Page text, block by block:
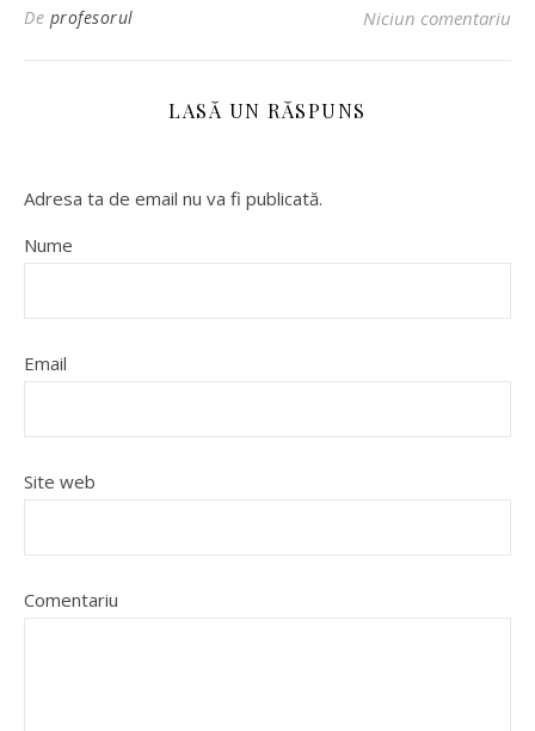
De profesorul Niciun comentariu
LASĂ UN RĂSPUNS
Adresa ta de email nu va fi publicată.
Nume
Email
Site web
Comentariu